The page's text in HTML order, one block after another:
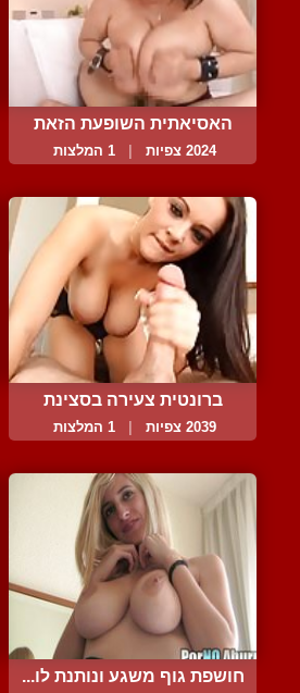
האסיאתית השופעת הזאת
יוד...
2024 צפיות 1 המלצות
ברונטית צעירה בסצינת
סקס...
2039 צפיות 1 המלצות
חושפת גוף משגע ונותנת לו...